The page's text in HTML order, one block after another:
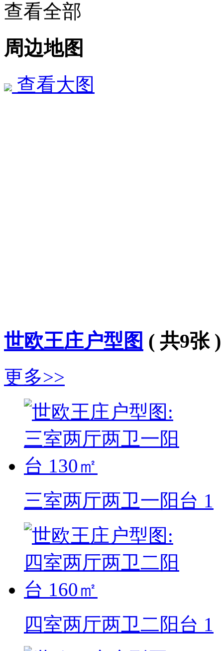
查看全部
周边地图
查看大图
世欧王庄户型图 ( 共9张 )
更多>>
三室两厅两卫一阳台 1
四室两厅两卫二阳台 1